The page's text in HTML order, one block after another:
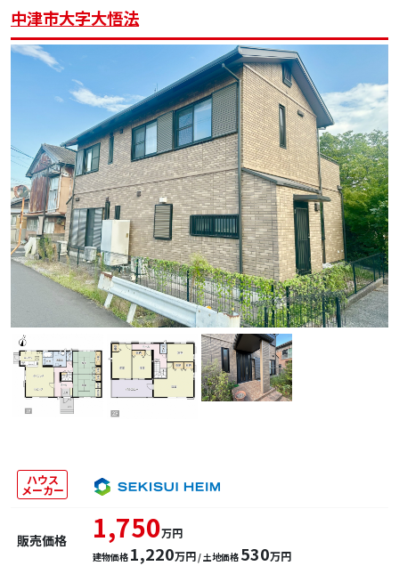
中津市大字大悟法
ハウス
メーカー
販売価格 1,750万円
建物価格 1,220万円 / 土地価格 530万円